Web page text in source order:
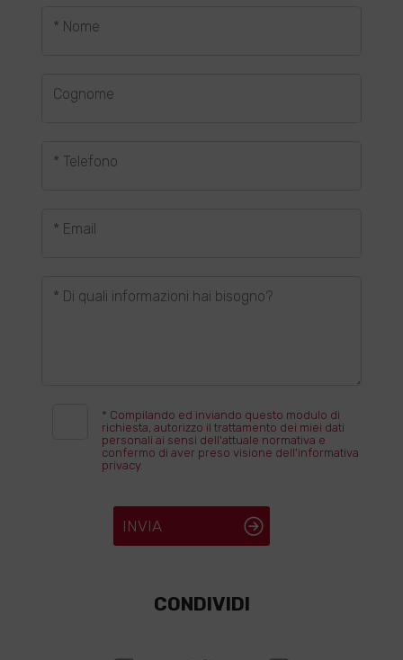
* Nome
Cognome
* Telefono
* Email
* Di quali informazioni hai bisogno?
* Compilando ed inviando questo modulo di
richiesta, autorizzo il trattamento dei miei dati
personali ai sensi dell'attuale normativa e
confermo di aver preso visione dell'informativa
privacy.
INVIA
CONDIVIDI